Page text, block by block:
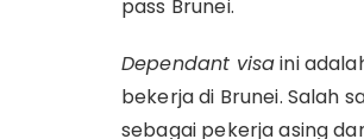
pass Brunei.
Dependant visaini
bekerja di Brunei. Salah
sebagai pekerja asing